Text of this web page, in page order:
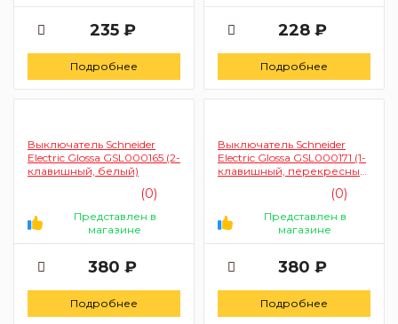
235 ₽
Подробнее
228 ₽
Подробнее
Выключатель Schneider
Electric Glossa GSL000165 (2-
клавишный, белый)
(0)
Представлен в
магазине
380 ₽
Подробнее
Выключатель Schneider
Electric Glossa GSL000171 (1-
клавишный, перекресный,
(0)
Представлен в
магазине
380 ₽
Подробнее